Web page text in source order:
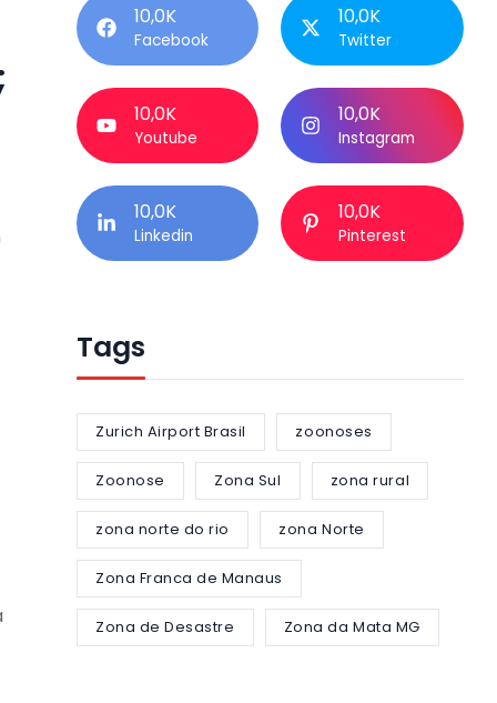
10,0K
Facebook
10,0K
Twitter
10,0K
Youtube
10,0K
Instagram
10,0K
Linkedin
10,0K
Pinterest
Tags
Zurich Airport Brasil zoonoses
Zoonose Zona Sul zona rural
zona norte do rio zona Norte
Zona Franca de Manaus
Zona de Desastre Zona da Mata MG